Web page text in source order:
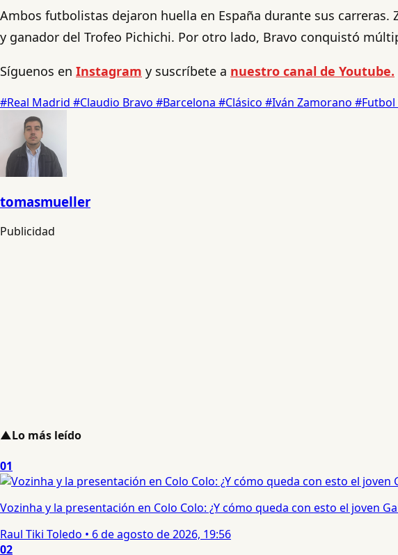
Ambos futbolistas dejaron huella en España durante sus
y ganador del Trofeo Pichichi. Por otro lado, Bravo conquistó
Síguenos en Instagram y suscríbete a nuestro canal de Youtube.
#Real Madrid #Claudio Bravo #Barcelona #Clásico #Iván Zamorano
tomasmueller
Publicidad
▲Lo más leído
01
Vozinha y la presentación en Colo Colo: ¿Y cómo queda con esto el joven
Raul Tiki Toledo • 6 de agosto de 2026, 19:56
02